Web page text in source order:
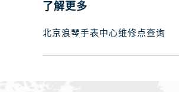
了解更多
北京浪琴手表中心维修点查询